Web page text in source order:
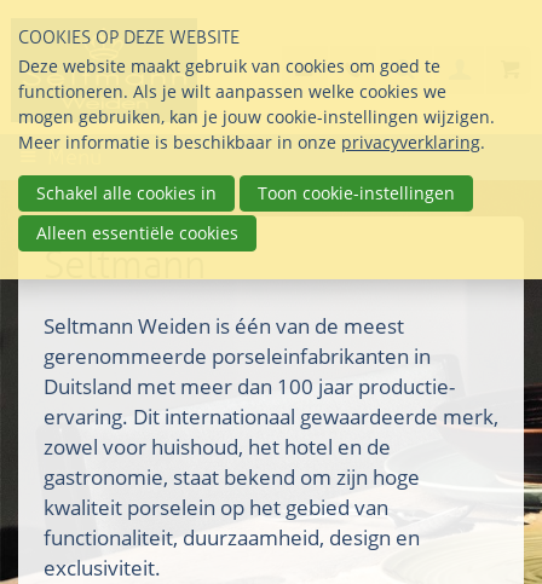
links
over
Direct
naar
inhoud
Direct
naar
het
info@seltmann-
Stel uw vraag
085 76 07 000
Search
Menu
Seltmann
Seltmann Weiden is één van de meest
gerenommeerde porseleinfabrikanten in
Duitsland met meer dan 100 jaar productie-
ervaring. Dit internationaal gewaardeerde merk,
zowel voor huishoud, het hotel en de
gastronomie, staat bekend om zijn hoge
kwaliteit porselein op het gebied van
functionaliteit, duurzaamheid, design en
exclusiviteit.
COOKIES OP DEZE WEBSITE
Deze website maakt gebruik van cookies om goed te
functioneren. Als je wilt aanpassen welke cookies we
mogen gebruiken, kan je jouw cookie-instellingen wijzigen.
Meer informatie is beschikbaar in onze privacyverklaring.
Schakel alle cookies in
Toon cookie-instellingen
Alleen essentiële cookies